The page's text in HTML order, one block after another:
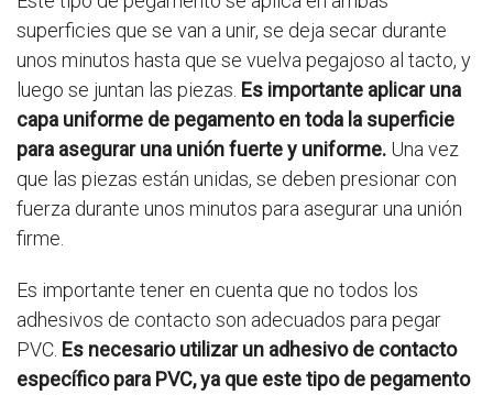
superficies que se van a unir, se deja secar durante
unos minutos hasta que se vuelva pegajoso al tacto, y
luego se juntan las piezas. Es importante aplicar una
capa uniforme de pegamento en toda la superficie
para asegurar una unión fuerte y uniforme. Una vez
que las piezas están unidas, se deben presionar con
fuerza durante unos minutos para asegurar una unión
firme.
Es importante tener en cuenta que no todos los
adhesivos de contacto son adecuados para pegar
PVC. Es necesario utilizar un adhesivo de contacto
específico para PVC, ya que este tipo de pegamento